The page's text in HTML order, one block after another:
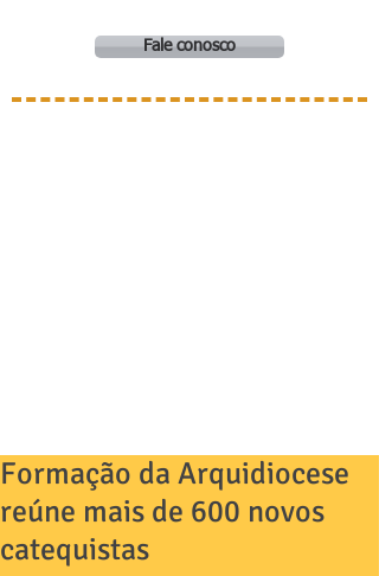
Fale conosco
Formação da Arquidiocese
reúne mais de 600 novos
catequistas